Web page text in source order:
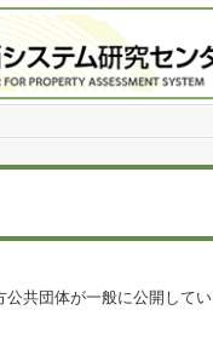
公共団体が一般に公開して